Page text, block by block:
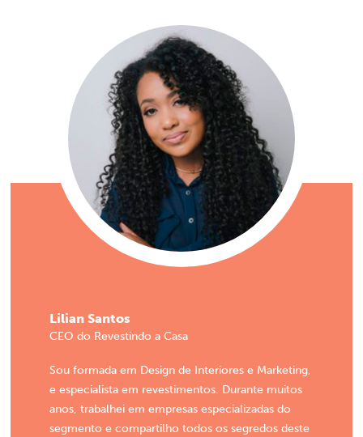
Lilian Santos
CEO do Revestindo a Casa
Sou formada em Design de Interiores e Marketing,
e especialista em revestimentos. Durante muitos
anos, trabalhei em empresas especializadas do
segmento e compartilho todos os segredos deste